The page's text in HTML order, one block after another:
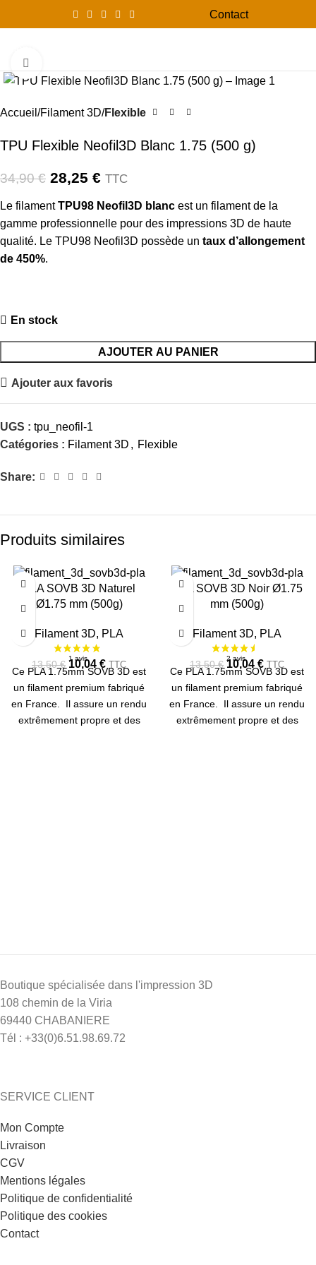
Contact
Accueil Filament 3D Flexible
TPU Flexible Neofil3D Blanc 1.75 (500 g)
34,90€ 28,25 € TTC
Le filamentTPU98 Neofil3D blanc est un filament de la
gamme professionnelle pour des impressions 3D de haute
qualité. Le TPU98 Neofil3D possède un taux d’allongement
de 450%.
En stock
AJOUTER AU PANIER
Ajouter aux favoris
UGS : tpu_neofil-1
Catégories : Filament 3D , Flexible
Share:
Produits similaires
-26%PLA SOVB 3D Naturel
Ø1.75 mm (500g)
Filament 3D, PLA
13,50€ 10,04 € TTC
Ce PLA 1.75mm SOVB 3D est
un filament premium fabriqué
en France. Il assure un rendu
extrêmement propre et des
-26%
RUPTU
PLA SOVB 3D Noir Ø1.75
mm (500g)
Filament 3D, PLA
13,50€ 10,04 € TTC
Ce PLA 1.75mm SOVB 3D est
un filament premium fabriqué
en France. Il assure un rendu
extrêmement propre et des
Boutique spécialisée dans l'impression 3D
108 chemin de la Viria
69440 CHABANIERE
Tél : +33(0)6.51.98.69.72
SERVICE CLIENT
Mon Compte
Livraison
CGV
Mentions légales
Politique de confidentialité
Politique des cookies
Contact